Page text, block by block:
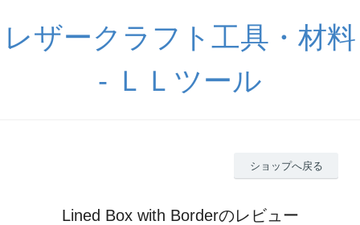
レザークラフト工具・材料
- ＬＬツール
ショップへ戻る
Lined Box with Borderのレビュー